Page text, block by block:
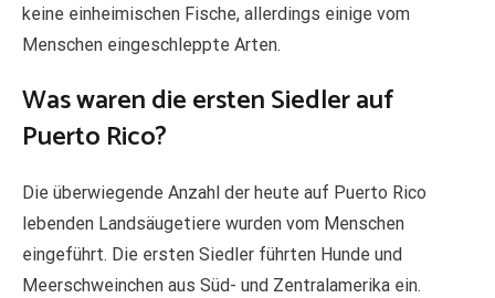
keine einheimischen Fische, allerdings einige vom
Menschen eingeschleppte Arten.
Was waren die ersten Siedler auf
Puerto Rico?
Die überwiegende Anzahl der heute auf Puerto Rico
lebenden Landsäugetiere wurden vom Menschen
eingeführt. Die ersten Siedler führten Hunde und
Meerschweinchen aus Süd- und Zentralamerika ein.